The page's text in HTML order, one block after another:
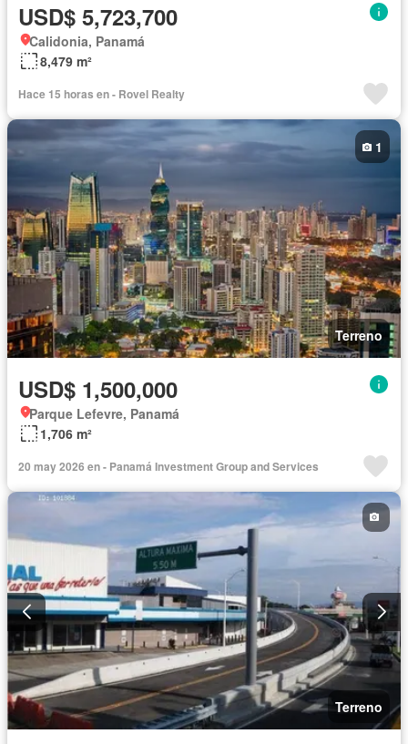
USD$ 5,723,700
Calidonia, Panamá
8,479 m²
Hace 15 horas en - Rovel Realty
Terreno
1
USD$ 1,500,000
Parque Lefevre, Panamá
1,706 m²
20 may 2026 en - Panamá Investment Group and Services
Terreno